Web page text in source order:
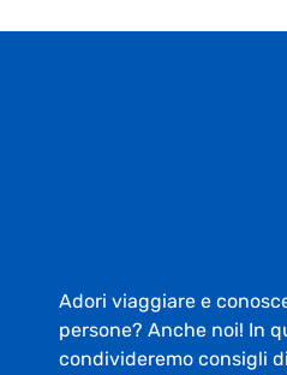
Adori viaggiare e
persone? Anche noi! In
condivideremo consigli